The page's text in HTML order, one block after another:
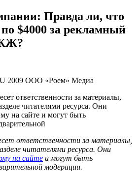
Правда ли, что
по $4000 за рекламный
2009 ООО «Роем» Медиа
ответственности за материалы,
читателями ресурса. Они
на сайте и могут быть
ответственности за материалы,
читателями ресурса. Они
на сайте и могут быть
модерации.